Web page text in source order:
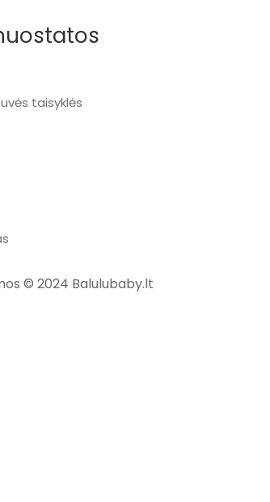
taisyklės
© 2024 Balulubaby.lt